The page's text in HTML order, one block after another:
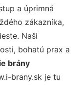
a úprimná
zákazníka,
Naši
bohatú prax a
brány
brany.sk je tu